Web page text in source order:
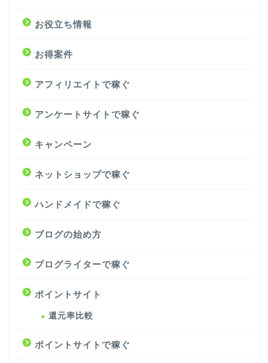
お役立ち情報
お得案件
アフィリエイトで稼ぐ
アンケートサイトで稼ぐ
キャンペーン
ネットショップで稼ぐ
ハンドメイドで稼ぐ
ブログの始め方
ブログライターで稼ぐ
ポイントサイト
還元率比較
ポイントサイトで稼ぐ